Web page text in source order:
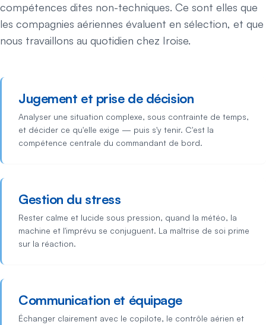
compétences dites non-techniques. Ce sont elles que
les compagnies aériennes évaluent en sélection, et que
nous travaillons au quotidien chez Iroise.
Jugement et prise de décision
Analyser une situation complexe, sous contrainte de temps,
et décider ce qu'elle exige — puis s'y tenir. C'est la
compétence centrale du commandant de bord.
Gestion du stress
Rester calme et lucide sous pression, quand la météo, la
machine et l'imprévu se conjuguent. La maîtrise de soi prime
sur la réaction.
Communication et équipage
Échanger clairement avec le copilote, le contrôle aérien et